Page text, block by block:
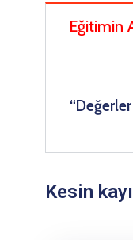
Eğitimin
Kesin